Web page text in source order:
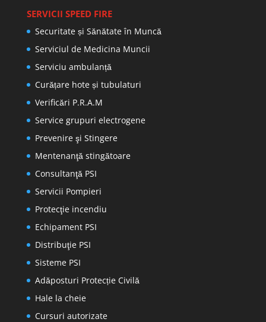
SERVICII SPEED FIRE
Securitate și Sănătate în Muncă
Serviciul de Medicina Muncii
Serviciu ambulanță
Curățare hote și tubulaturi
Verificări P.R.A.M
Service grupuri electrogene
Prevenire şi Stingere
Mentenanţă stingătoare
Consultanţă PSI
Servicii Pompieri
Protecţie incendiu
Echipament PSI
Distribuţie PSI
Sisteme PSI
Adăposturi Protecție Civilă
Hale la cheie
Cursuri autorizate